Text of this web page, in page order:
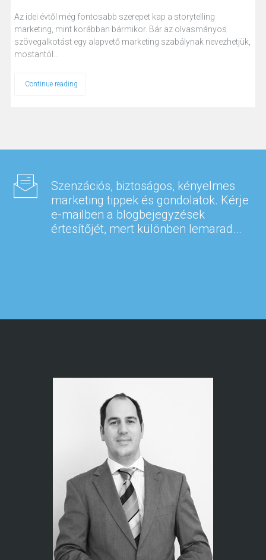
Az idei évtől még fontosabb szerepet kap a storytelling
marketing, mint korábban bármikor. Bár az olvasmányos
szövegalkotást egy alapvető marketing szabálynak nevezhetjük,
mostantól…
Continue reading
Szenzációs, biztoságos, kényelmes
marketing tippek és gondolatok. Kérje
e-mailben a blogbejegyzések
értesítőjét, mert különben lemarad...